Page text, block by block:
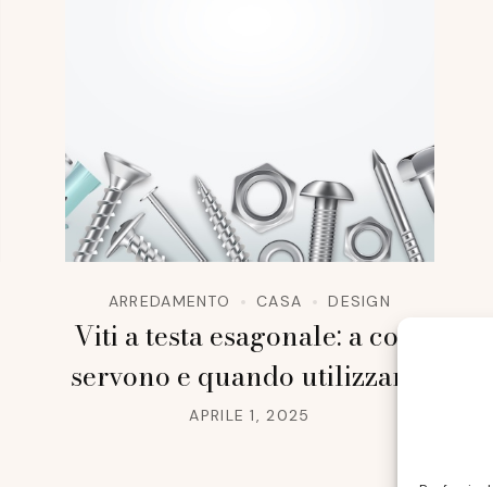
ARREDAMENTO CASA DESIGN
Viti a testa esagonale: a cosa
servono e quando utilizzarle
APRILE 1, 2025